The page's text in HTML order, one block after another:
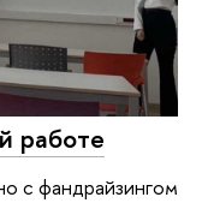
работе
с фандрайзингом